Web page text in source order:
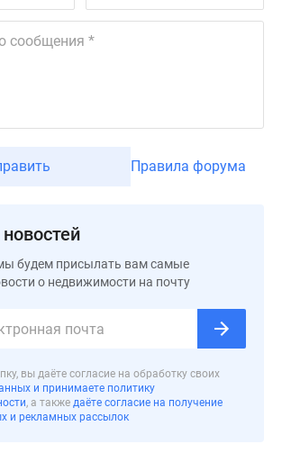
Правила форума
будем присылать вам самые
о недвижимости на почту
вы даёте согласие на обработку своих
и принимаете политику
, а также даёте согласие на получение
и рекламных рассылок